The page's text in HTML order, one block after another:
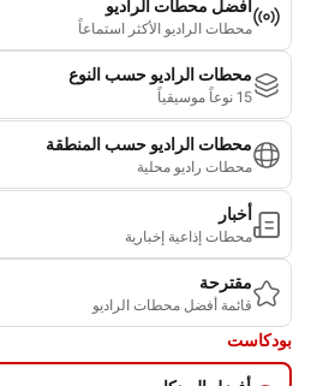
أفضل محطات الراديو
محطات الراديو الأكثر استماعاً
محطات الراديو حسب النوع
15 نوعاً موسيقياً
محطات الراديو حسب المنطقة
محطات راديو محلية
أخبار
محطات إذاعية إخبارية
مقترحة
قائمة أفضل محطات الراديو
بودكاست